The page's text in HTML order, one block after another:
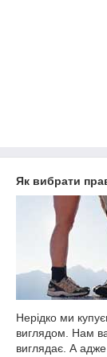
Як вибрати
Нерідко ми
виглядом. Нам
виглядає. А адже